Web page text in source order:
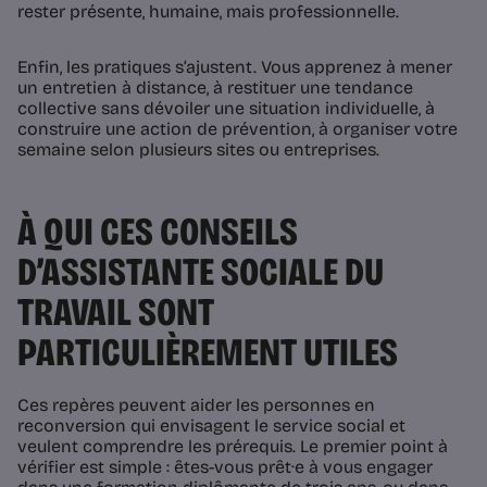
rester présente, humaine, mais professionnelle.
Enfin, les pratiques s’ajustent. Vous apprenez à mener
un entretien à distance, à restituer une tendance
collective sans dévoiler une situation individuelle, à
construire une action de prévention, à organiser votre
semaine selon plusieurs sites ou entreprises.
À QUI CES CONSEILS
D’ASSISTANTE SOCIALE DU
TRAVAIL SONT
PARTICULIÈREMENT UTILES
Ces repères peuvent aider les personnes en
reconversion qui envisagent le service social et
veulent comprendre les prérequis. Le premier point à
vérifier est simple : êtes-vous prêt·e à vous engager